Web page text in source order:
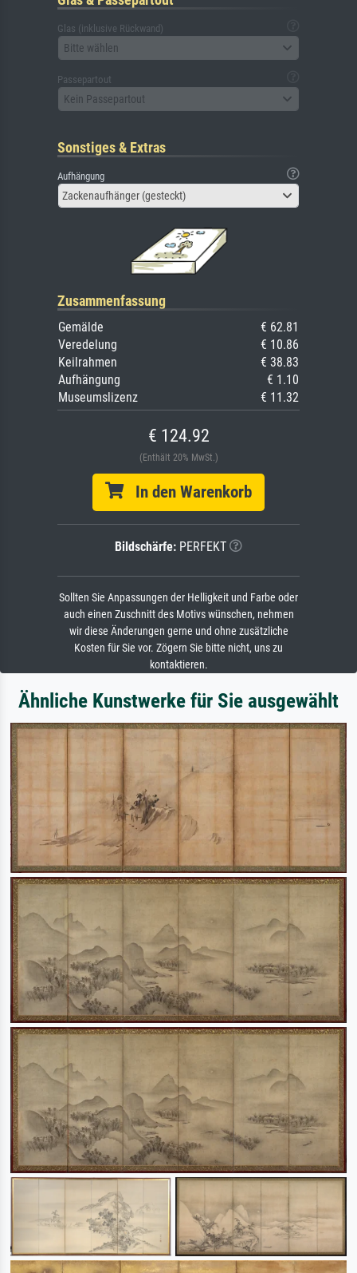
Glas (inklusive Rückwand)
Bitte wählen
Passepartout
Kein Passepartout
Sonstiges & Extras
Aufhängung
Zackenaufhänger (gesteckt)
Zusammenfassung
Gemälde
€ 62.81
Veredelung
€ 10.86
Keilrahmen
€ 38.83
Aufhängung
€ 1.10
Museumslizenz
€ 11.32
€ 124.92
(Enthält 20% MwSt.)
In den Warenkorb
Bildschärfe: PERFEKT
Sollten Sie Anpassungen der Helligkeit und Farbe oder
auch einen Zuschnitt des Motivs wünschen, nehmen
wir diese Änderungen gerne und ohne zusätzliche
Kosten für Sie vor. Zögern Sie bitte nicht, uns zu
kontaktieren.
Ähnliche Kunstwerke für Sie ausgewählt